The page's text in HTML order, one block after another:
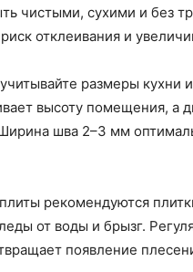
чистыми, сухими и без
отклеивания и
размеры кухни
высоту помещения, а
шва 2–3 мм
рекомендуются
от воды и брызг.
появление